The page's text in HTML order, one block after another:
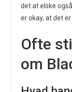
det at elske
er okay, at det
Ofte
om